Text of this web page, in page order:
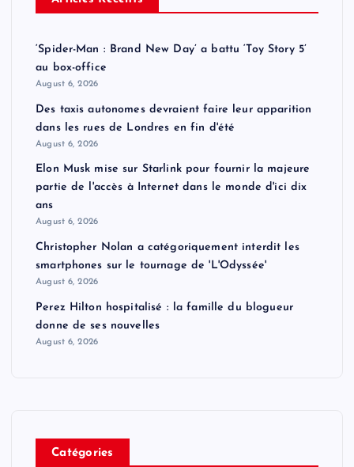
‘Spider-Man : Brand New Day’ a battu ‘Toy Story 5’
au box-office
August 6, 2026
Des taxis autonomes devraient faire leur apparition
dans les rues de Londres en fin d'été
August 6, 2026
Elon Musk mise sur Starlink pour fournir la majeure
partie de l'accès à Internet dans le monde d'ici dix
ans
August 6, 2026
Christopher Nolan a catégoriquement interdit les
smartphones sur le tournage de 'L'Odyssée'
August 6, 2026
Perez Hilton hospitalisé : la famille du blogueur
donne de ses nouvelles
August 6, 2026
Catégories